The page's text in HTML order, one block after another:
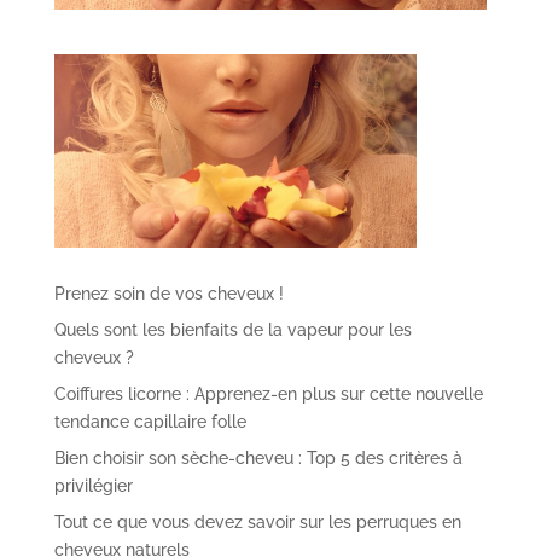
Prenez soin de vos cheveux !
Quels sont les bienfaits de la vapeur pour les
cheveux ?
Coiffures licorne : Apprenez-en plus sur cette nouvelle
tendance capillaire folle
Bien choisir son sèche-cheveu : Top 5 des critères à
privilégier
Tout ce que vous devez savoir sur les perruques en
cheveux naturels